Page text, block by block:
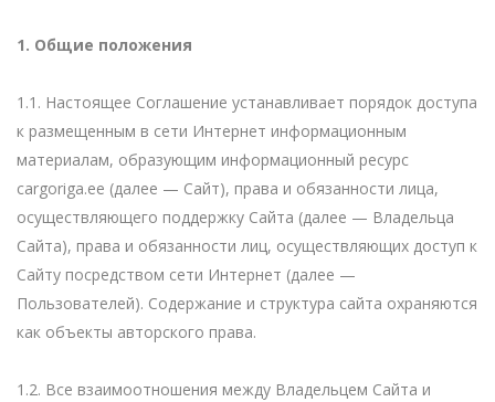
1. Общие положения
1.1. Настоящее Соглашение устанавливает порядок доступа
к размещенным в сети Интернет информационным
материалам, образующим информационный ресурс
cargoriga.ee (далее — Сайт), права и обязанности лица,
осуществляющего поддержку Сайта (далее — Владельца
Сайта), права и обязанности лиц, осуществляющих доступ к
Сайту посредством сети Интернет (далее —
Пользователей). Содержание и структура сайта охраняются
как объекты авторского права.
1.2. Все взаимоотношения между Владельцем Сайта и